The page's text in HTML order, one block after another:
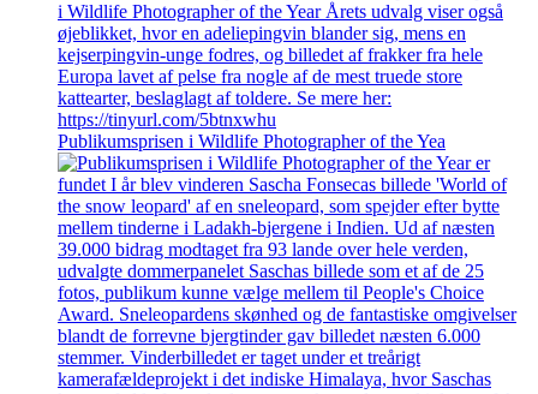
Publikumsprisen i Wildlife Photographer of the Yea